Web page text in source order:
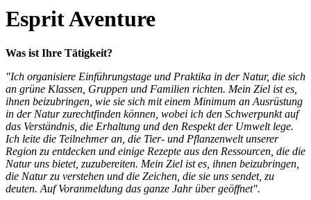
Esprit Aventure
Was ist Ihre Tätigkeit?
"Ich organisiere Einführungstage und Praktika in der Natur, die sich
an grüne Klassen, Gruppen und Familien richten. Mein Ziel ist es,
ihnen beizubringen, wie sie sich mit einem Minimum an Ausrüstung
in der Natur zurechtfinden können, wobei ich den Schwerpunkt auf
das Verständnis, die Erhaltung und den Respekt der Umwelt lege.
Ich leite die Teilnehmer an, die Tier- und Pflanzenwelt unserer
Region zu entdecken und einige Rezepte aus den Ressourcen, die die
Natur uns bietet, zuzubereiten. Mein Ziel ist es, ihnen beizubringen,
die Natur zu verstehen und die Zeichen, die sie uns sendet, zu
deuten. Auf Voranmeldung das ganze Jahr über geöffnet".